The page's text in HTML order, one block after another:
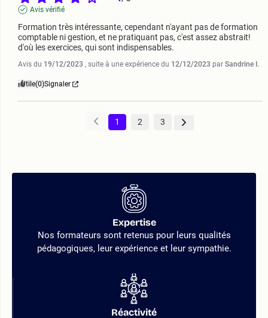
Avis vérifié
Formation très intéressante, cependant n'ayant pas de formation
comptable ni gestion, et ne pratiquant pas, c'est assez abstrait!
d'où les exercices, qui sont indispensables.
Avis du 19/12/2023 , suite à une expérience du 12/12/2023 par Sandrine I.
Utile(0)Signaler
1 2 3
Expertise
Nos formateurs sont retenus pour leurs qualités
pédagogiques, leur expérience et leur sympathie.
Réactivité